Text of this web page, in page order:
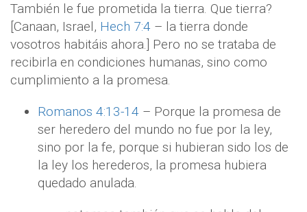
También le fue prometida la tierra. Que tierra?
[Canaan, Israel, Hech 7:4 – la tierra donde
vosotros habitáis ahora.] Pero no se trataba de
recibirla en condiciones humanas, sino como
cumplimiento a la promesa.
Romanos 4:13-14 – Porque la promesa de
ser heredero del mundo no fue por la ley,
sino por la fe, porque si hubieran sido los de
la ley los herederos, la promesa hubiera
quedado anulada.